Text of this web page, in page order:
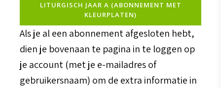
LITURGISCH JAAR A (ABONNEMENT MET
KLEURPLATEN)
Als je al een abonnement afgesloten hebt,
dien je bovenaan te pagina in te loggen op
je account (met je e-mailadres of
gebruikersnaam) om de extra informatie in